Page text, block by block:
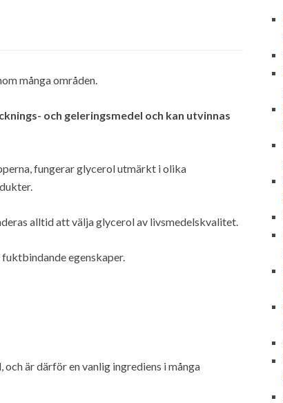
många områden.
och geleringsmedel och kan utvinnas
fungerar glycerol utmärkt i olika
alltid att välja glycerol av livsmedelskvalitet.
egenskaper.
är därför en vanlig ingrediens i många